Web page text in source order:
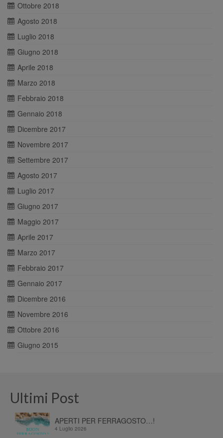
Ottobre 2018
Agosto 2018
Luglio 2018
Giugno 2018
Aprile 2018
Marzo 2018
Febbraio 2018
Gennaio 2018
Dicembre 2017
Novembre 2017
Settembre 2017
Agosto 2017
Luglio 2017
Giugno 2017
Maggio 2017
Aprile 2017
Marzo 2017
Febbraio 2017
Gennaio 2017
Dicembre 2016
Novembre 2016
Ottobre 2016
Giugno 2015
Ultimi Post
APERTI PER FERRAGOSTO…!
4 Luglio 2026